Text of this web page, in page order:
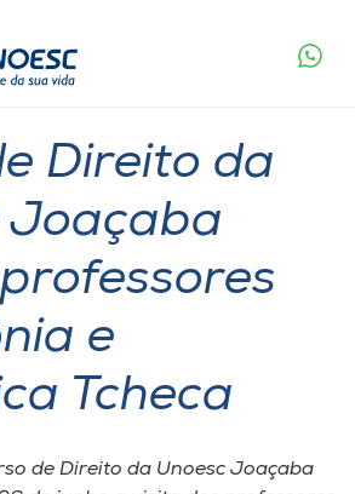
Direito da
Joaçaba
e
Tcheca
de Direito da Unoesc Joaçaba